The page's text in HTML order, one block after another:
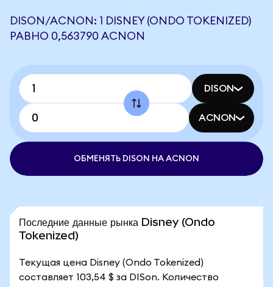
DISON/ACNON: 1 DISNEY (ONDO TOKENIZED)
РАВНО 0,563790 ACNON
DISON
ACNON
ОБМЕНЯТЬ DISON НА ACNON
Последние данные рынка Disney (Ondo
Tokenized)
Текущая цена Disney (Ondo Tokenized)
составляет 103,54 $ за DISon. Количество